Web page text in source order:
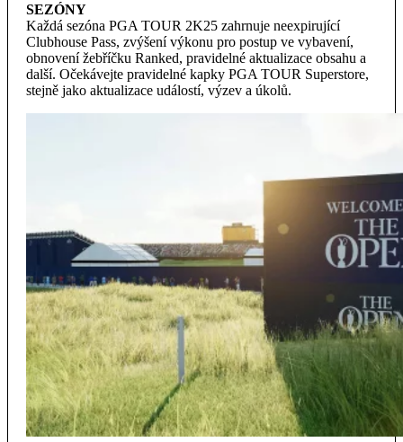
SEZÓNY
Každá sezóna PGA TOUR 2K25 zahrnuje neexpirující
Clubhouse Pass, zvýšení výkonu pro postup ve vybavení,
obnovení žebříčku Ranked, pravidelné aktualizace obsahu a
další. Očekávejte pravidelné kapky PGA TOUR Superstore,
stejně jako aktualizace událostí, výzev a úkolů.